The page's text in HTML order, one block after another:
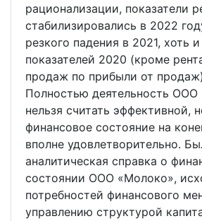
рационализации, показатели
стабилизировались в 2022
резкого падения в 2021, хоть
показателей 2020 (кроме
продаж по прибыли от
Полностью деятельность ООО
нельзя считать эффективной,
финансовое состояние на
вполне удовлетворительно.
аналитическая справка о
состоянии ООО «Молоко»,
потребностей финансового
управлению структурой